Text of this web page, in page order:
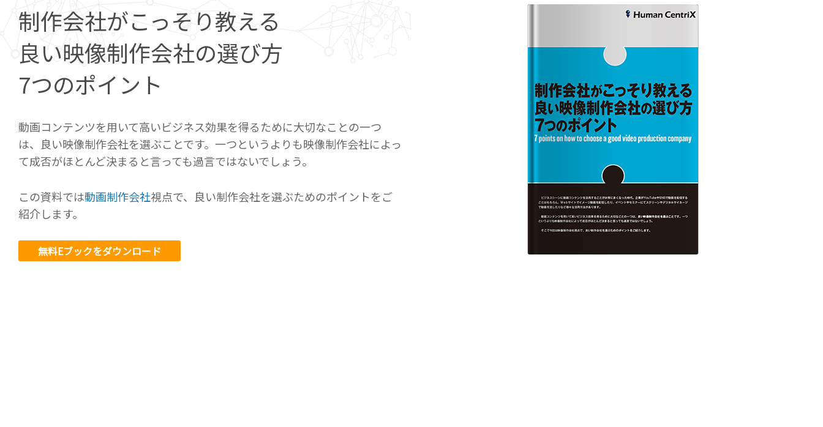
制作会社がこっそり教える
良い映像制作会社の選び方
7つのポイント
動画コンテンツを用いて高いビジネス効果を得るために大切なことの一つ
は、良い映像制作会社を選ぶことです。一つというよりも映像制作会社によっ
て成否がほとんど決まると言っても過言ではないでしょう。
この資料では動画制作会社視点で、良い制作会社を選ぶためのポイントをご
紹介します。
無料Eブックをダウンロード